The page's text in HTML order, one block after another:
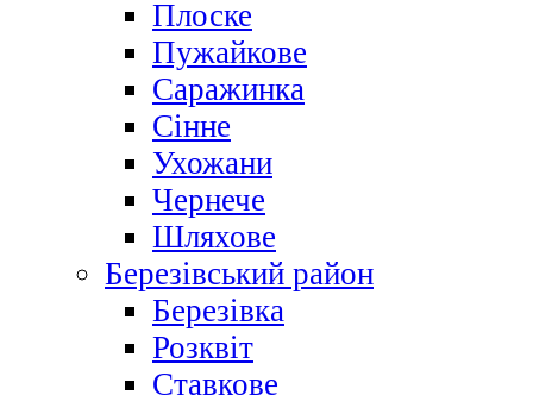
Плоске
Пужайкове
Саражинка
Сінне
Ухожани
Чернече
Шляхове
Березівський район
Березівка
Розквіт
Ставкове